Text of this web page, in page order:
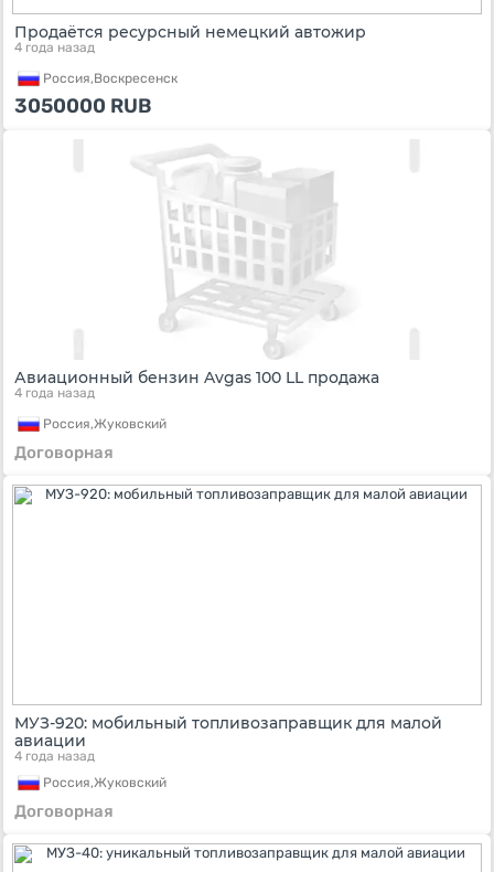
Продаётся ресурсный немецкий автожир
4 года назад
Россия,Воскресенск
3050000 RUB
Авиационный бензин Avgas 100 LL продажа
4 года назад
Россия,Жуковский
Договорная
МУЗ-920: мобильный топливозаправщик для малой
авиации
4 года назад
Россия,Жуковский
Договорная